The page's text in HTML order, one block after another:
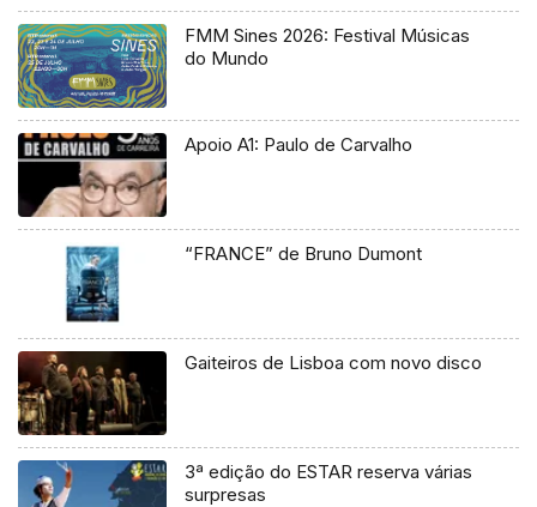
FMM Sines 2026: Festival Músicas
do Mundo
Apoio A1: Paulo de Carvalho
“FRANCE” de Bruno Dumont
Gaiteiros de Lisboa com novo disco
3ª edição do ESTAR reserva várias
surpresas